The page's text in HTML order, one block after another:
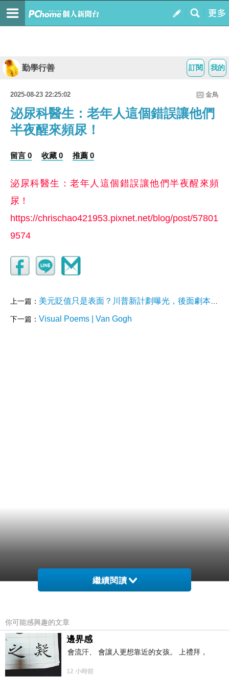
我的
訂閱
勤學行善
2025-08-23 22:25:02 金鳥
泌尿科醫生：老年人這個錯誤讓他們
半夜醒來頻尿！
留言 0 收藏 0 推薦 0
泌尿科醫生：老年人這個錯誤讓他們半夜醒來頻
尿！
https://chrischao421953.pixnet.net/blog/post/57801
9574
上一篇： 美元貶值只是表面？川普新計劃曝光，後面劇本更驚人！房市股市投資怎麼選？
下一篇： Visual Poems | Van Gogh
繼續閱讀
你可能感興趣的文章
邊界感
會流汗、 會讓人更想靠近的女孩。 上禮拜，
12 小時前